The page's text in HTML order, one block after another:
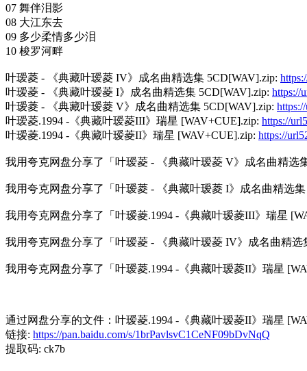
07 舞伴泪影
08 大江东去
09 多少柔情多少泪
10 梭罗河畔
叶瑷菱 - 《典藏叶瑷菱 IV》成名曲精选集 5CD[WAV].zip:
叶瑷菱 - 《典藏叶瑷菱 I》成名曲精选集 5CD[WAV].zip: https://
叶瑷菱 - 《典藏叶瑷菱 V》成名曲精选集 5CD[WAV].zip:
叶瑷菱.1994 -《典藏叶瑷菱III》瑞星 [WAV+CUE].zip: https://
叶瑷菱.1994 -《典藏叶瑷菱II》瑞星 [WAV+CUE].zip: https://
我用夸克网盘分享了「叶瑷菱 - 《典藏叶瑷菱 V》成名曲精选
我用夸克网盘分享了「叶瑷菱 - 《典藏叶瑷菱 I》成名曲精选
我用夸克网盘分享了「叶瑷菱.1994 -《典藏叶瑷菱III》瑞星
我用夸克网盘分享了「叶瑷菱 - 《典藏叶瑷菱 IV》成名曲精选
我用夸克网盘分享了「叶瑷菱.1994 -《典藏叶瑷菱II》瑞星
通过网盘分享的文件：叶瑷菱.1994 -《典藏叶瑷菱II》瑞星
链接: https://pan.baidu.com/s/1brPavlsvC1CeNF09bDvNqQ
提取码: ck7b